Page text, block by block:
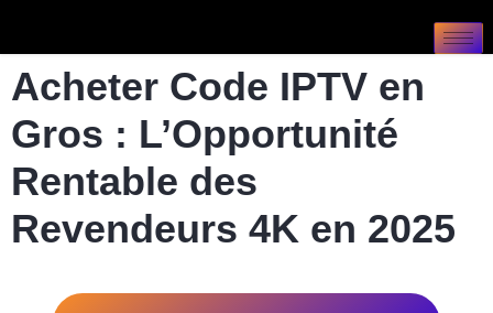
Acheter Code IPTV en
Gros : L’Opportunité
Rentable des
Revendeurs 4K en 2025